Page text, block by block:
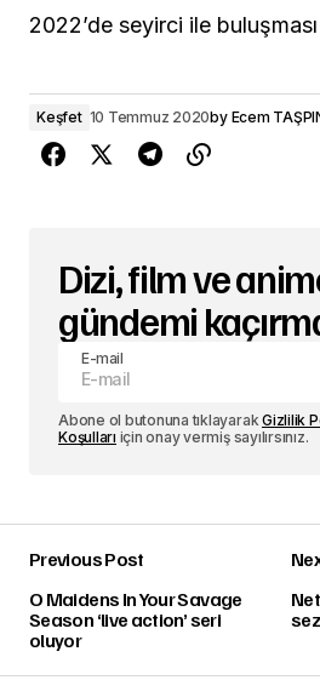
2022’de seyirci ile
Keşfet 10 Temmuz 2020by Ecem
Dizi, film ve
gündemi
E-mail
Abone ol butonuna tıklayarakGizlilik
Koşulları için onay vermiş sayılırsınız.
Previous Post
O Maidens In Your Savage
Season ‘live action’ seri
oluyor